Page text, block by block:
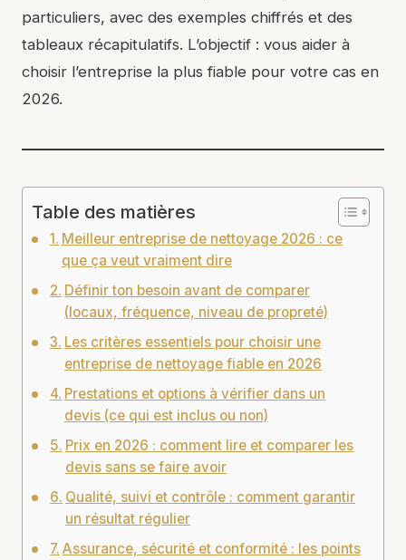
particuliers, avec des exemples chiffrés et des
tableaux récapitulatifs. L’objectif : vous aider à
choisir l’entreprise la plus fiable pour votre cas en
2026.
Table des matières
Meilleur entreprise de nettoyage 2026 : ce
que ça veut vraiment dire
Définir ton besoin avant de comparer
(locaux, fréquence, niveau de propreté)
Les critères essentiels pour choisir une
entreprise de nettoyage fiable en 2026
Prestations et options à vérifier dans un
devis (ce qui est inclus ou non)
Prix en 2026 : comment lire et comparer les
devis sans se faire avoir
Qualité, suivi et contrôle : comment garantir
un résultat régulier
Assurance, sécurité et conformité : les points